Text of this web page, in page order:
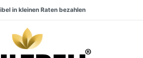
in kleinen Raten bezahlen
1-3 Werktagen nach DE, AT & NL
+49 (0) 28 32 - 408 990 0
hohe Warenverfügbarkeit
online einkaufen